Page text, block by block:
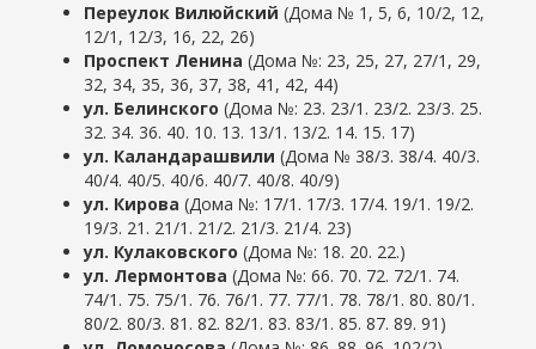
Переулок Вилюйский (Дома № 1, 5, 6, 10/2, 12,
12/1, 12/3, 16, 22, 26)
Проспект Ленина (Дома №: 23, 25, 27, 27/1, 29,
32, 34, 35, 36, 37, 38, 41, 42, 44)
ул. Белинского (Дома №: 23. 23/1. 23/2. 23/3. 25.
32. 34. 36. 40. 10. 13. 13/1. 13/2. 14. 15. 17)
ул. Каландарашвили (Дома № 38/3. 38/4. 40/3.
40/4. 40/5. 40/6. 40/7. 40/8. 40/9)
ул. Кирова (Дома №: 17/1. 17/3. 17/4. 19/1. 19/2.
19/3. 21. 21/1. 21/2. 21/3. 21/4. 23)
ул. Кулаковского (Дома №: 18. 20. 22.)
ул. Лермонтова (Дома №: 66. 70. 72. 72/1. 74.
74/1. 75. 75/1. 76. 76/1. 77. 77/1. 78. 78/1. 80. 80/1.
80/2. 80/3. 81. 82. 82/1. 83. 83/1. 85. 87. 89. 91 )